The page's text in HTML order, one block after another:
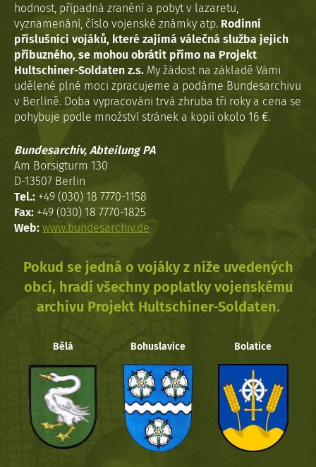
hodnost, případná zranění a pobyt v lazaretu,
vyznamenání, číslo vojenské známky atp. Rodinní
příslušníci vojáků, které zajímá válečná služba jejich
příbuzného, se mohou obrátit přímo na Projekt
Hultschiner-Soldaten z.s. My žádost na základě Vámi
udělené plné moci zpracujeme a podáme Bundesarchivu
v Berlíně. Doba vypracováni trvá zhruba tři roky a cena se
pohybuje podle množství stránek a kopií okolo 16 €.
Bundesarchiv, Abteilung PA
Am Borsigturm 130
D-13507 Berlin
Tel.: +49 (030) 18 7770-1158
Fax: +49 (030) 18 7770-1825
Web: www.bundesarchiv.de
Pokud se jedná o vojáky z níže uvedených
obcí, hradí všechny poplatky vojenskému
archivu Projekt Hultschiner-Soldaten.
Bělá Bohuslavice Bolatice